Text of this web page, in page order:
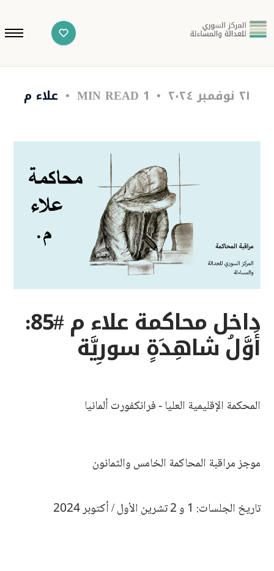
٢١ نوفمبر ٢٠٢٤ علاء م
داخل محاكمة علاء م #85:
أَوَّلُ شاهِدَةٍ سورِيَّة
المحكمة الإقليمية العليا - فرانكفورت ألمانيا
موجز مراقبة المحاكمة الخامس والثمانون
تاريخ الجلسات: 1 و 2 تشرين الأول / أكتوبر 2024